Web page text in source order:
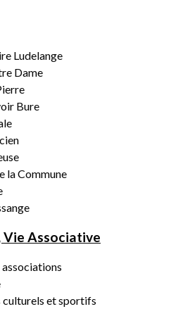
Ludelange
Dame
Bure
la Commune
Vie Associative
culturels et sportifs